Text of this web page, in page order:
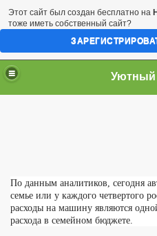
Уютный
По данным аналитиков, сегодня
семье или у каждого четвертого
расходы на машину являются
расхода в семейном бюджете.
Этот сайт был создан бесплатно на
тоже иметь собственный сайт?